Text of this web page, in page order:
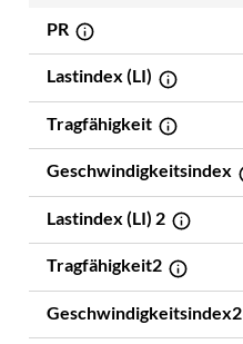
PR
Lastindex (LI)
Tragfähigkeit
Geschwindigkeitsindex
Lastindex (LI) 2
Tragfähigkeit2
Geschwindigkeitsindex2